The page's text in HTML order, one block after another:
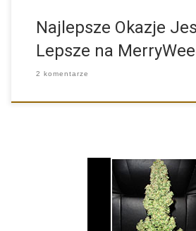
Najlepsze Okazje
Lepsze na
2 komentarze